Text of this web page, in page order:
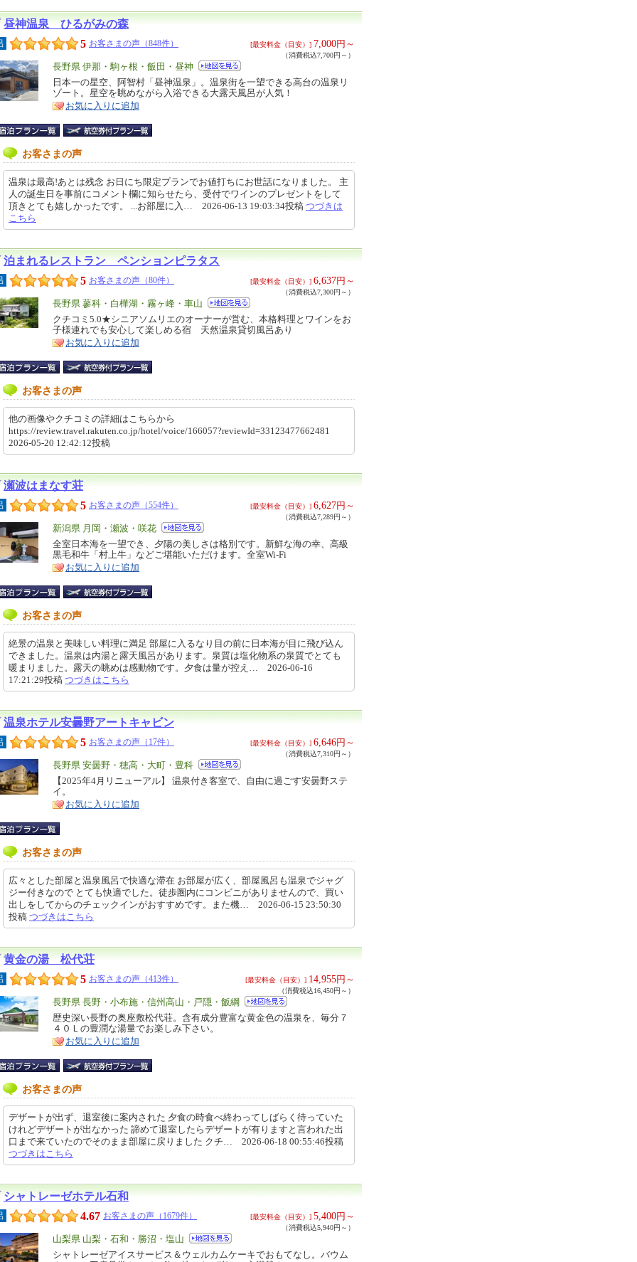
昼神温泉 ひるがみの森
5 お客さまの声（848件） [最安料金（目安）] 7,000円～
（消費税込7,700円～）
エ
リ
ア
長野県 伊那・駒ヶ根・飯田・昼神
特
徴
日本一の星空、阿智村「昼神温泉」。温泉街を一望できる高台の温泉リ
ゾート。星空を眺めながら入浴できる大露天風呂が人気！
お気に入りに追加
お客さまの声
温泉は最高!あとは残念 お日にち限定プランでお値打ちにお世話になりました。 主
人の誕生日を事前にコメント欄に知らせたら、受付でワインのプレゼントをして
頂きとても嬉しかったです。 ...お部屋に入… 2026-06-13 19:03:34投稿 つづきは
こちら
泊まれるレストラン ペンションピラタス
5 お客さまの声（80件） [最安料金（目安）] 6,637円～
（消費税込7,300円～）
エ
リ
ア
長野県 蓼科・白樺湖・霧ヶ峰・車山
特
徴
クチコミ5.0★シニアソムリエのオーナーが営む、本格料理とワインをお
子様連れでも安心して楽しめる宿 天然温泉貸切風呂あり
お気に入りに追加
お客さまの声
他の画像やクチコミの詳細はこちらから
https://review.travel.rakuten.co.jp/hotel/voice/166057?reviewId=33123477662481
2026-05-20 12:42:12投稿
瀬波はまなす荘
5 お客さまの声（554件） [最安料金（目安）] 6,627円～
（消費税込7,289円～）
エ
リ
ア
新潟県 月岡・瀬波・咲花
特
徴
全室日本海を一望でき、夕陽の美しさは格別です。新鮮な海の幸、高級
黒毛和牛「村上牛」などご堪能いただけます。全室Wi-Fi
お気に入りに追加
お客さまの声
絶景の温泉と美味しい料理に満足 部屋に入るなり目の前に日本海が目に飛び込ん
できました。温泉は内湯と露天風呂があります。泉質は塩化物系の泉質でとても
暖まりました。露天の眺めは感動物です。夕食は量が控え… 2026-06-16
17:21:29投稿 つづきはこちら
温泉ホテル安曇野アートキャビン
5 お客さまの声（17件） [最安料金（目安）] 6,646円～
（消費税込7,310円～）
エ
リ
ア
長野県 安曇野・穂高・大町・豊科
特
徴
【2025年4月リニューアル】 温泉付き客室で、自由に過ごす安曇野ステ
イ。
お気に入りに追加
お客さまの声
広々とした部屋と温泉風呂で快適な滞在 お部屋が広く、部屋風呂も温泉でジャグ
ジー付きなので とても快適でした。徒歩圏内にコンビニがありませんので、買い
出しをしてからのチェックインがおすすめです。また機… 2026-06-15 23:50:30
投稿 つづきはこちら
黄金の湯 松代荘
5 お客さまの声（413件） [最安料金（目安）] 14,955円～
（消費税込16,450円～）
エ
リ
ア
長野県 長野・小布施・信州高山・戸隠・飯綱
特
徴
歴史深い長野の奥座敷松代荘。含有成分豊富な黄金色の温泉を、毎分７
４０Ｌの豊潤な湯量でお楽しみ下さい。
お気に入りに追加
お客さまの声
デザートが出ず、退室後に案内された 夕食の時食べ終わってしばらく待っていた
けれどデザートが出なかった 諦めて退室したらデザートが有りますと言われた出
口まで来ていたのでそのまま部屋に戻りました クチ… 2026-06-18 00:55:46投稿
つづきはこちら
シャトレーゼホテル石和
4.67 お客さまの声（1679件） [最安料金（目安）] 5,400円～
（消費税込5,940円～）
エ
リ
山梨県 山梨・石和・勝沼・塩山
特
シャトレーゼアイスサービス＆ウェルカムケーキでおもてなし。バウム